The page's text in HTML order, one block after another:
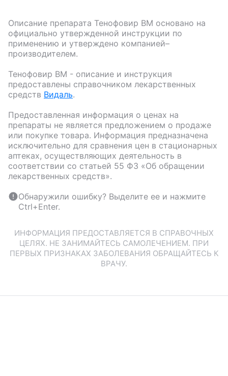
Описание препарата Тенофовир ВМ основано на
официально утвержденной инструкции по
применению и утверждено компанией–
производителем.
Тенофовир ВМ - описание и инструкция
предоставлены справочником лекарственных
средств Видаль.
Предоставленная информация о ценах на
препараты не является предложением о продаже
или покупке товара. Информация предназначена
исключительно для сравнения цен в стационарных
аптеках, осуществляющих деятельность в
соответствии со статьей 55 ФЗ «Об обращении
лекарственных средств».
Обнаружили ошибку? Выделите ее и нажмите
Ctrl+Enter.
ИНФОРМАЦИЯ ПРЕДОСТАВЛЯЕТСЯ В СПРАВОЧНЫХ
ЦЕЛЯХ. НЕ ЗАНИМАЙТЕСЬ САМОЛЕЧЕНИЕМ. ПРИ
ПЕРВЫХ ПРИЗНАКАХ ЗАБОЛЕВАНИЯ ОБРАЩАЙТЕСЬ К
ВРАЧУ.